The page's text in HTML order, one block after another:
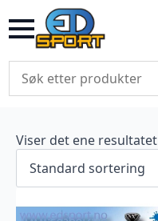
Viser det ene resultatet